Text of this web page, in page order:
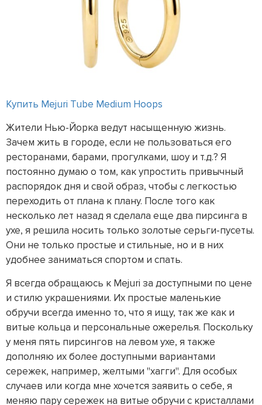
Купить Mejuri Tube Medium Hoops
Жители Нью-Йорка ведут насыщенную жизнь.
Зачем жить в городе, если не пользоваться его
ресторанами, барами, прогулками, шоу и т.д.? Я
постоянно думаю о том, как упростить привычный
распорядок дня и свой образ, чтобы с легкостью
переходить от плана к плану. После того как
несколько лет назад я сделала еще два пирсинга в
ухе, я решила носить только золотые серьги-пусеты.
Они не только простые и стильные, но и в них
удобнее заниматься спортом и спать.
Я всегда обращаюсь к Mejuri за доступными по цене
и стилю украшениями. Их простые маленькие
обручи всегда именно то, что я ищу, так же как и
витые кольца и персональные ожерелья. Поскольку
у меня пять пирсингов на левом ухе, я также
дополняю их более доступными вариантами
сережек, например, желтыми "хагги". Для особых
случаев или когда мне хочется заявить о себе, я
меняю пару сережек на витые обручи с кристаллами